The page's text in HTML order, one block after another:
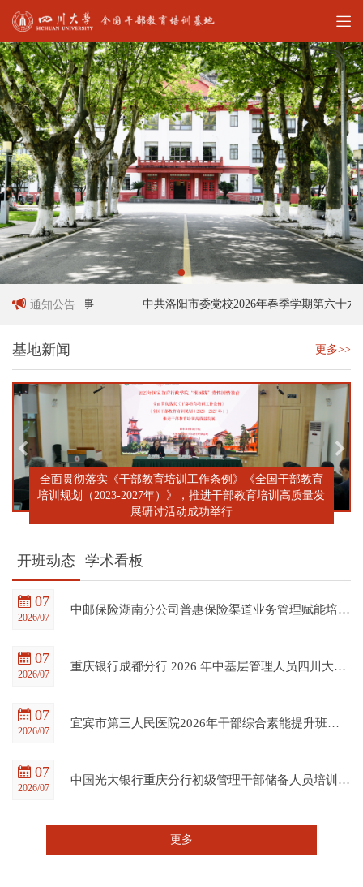
通知公告
员招聘启事 中共洛阳市委党校2026年春季学期第六十六期
基地新闻 更多>>
全面贯彻落实《干部教育培训工作条例》《全国干部教育
培训规划（2023-2027年）》，推进干部教育培训高质量发
展研讨活动成功举行
开班动态 学术看板
07
2026/07
中邮保险湖南分公司普惠保险渠道业务管理赋能培训班在四川大学全国干部教育培训基地顺利开班
07
2026/07
重庆银行成都分行 2026 年中基层管理人员四川大学培训项目（第一期）在四川大学全国干部教育培训基地顺利开班
07
2026/07
宜宾市第三人民医院2026年干部综合素能提升班在四川大学全国干部教育培训基地顺利开班
07
2026/07
中国光大银行重庆分行初级管理干部储备人员培训班在四川大学全国干部教育培训基地顺利开班
更多